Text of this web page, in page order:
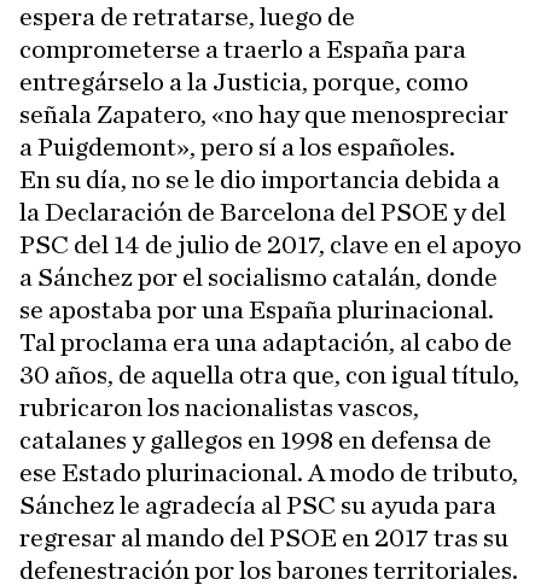
espera de retratarse, luego de
comprometerse a traerlo a España para
entregárselo a la Justicia, porque, como
señala Zapatero, «no hay que menospreciar
a Puigdemont», pero sí a los españoles.
En su día, no se le dio importancia debida a
la Declaración de Barcelona del PSOE y del
PSC del 14 de julio de 2017, clave en el apoyo
a Sánchez por el socialismo catalán, donde
se apostaba por una España plurinacional.
Tal proclama era una adaptación, al cabo de
30 años, de aquella otra que, con igual título,
rubricaron los nacionalistas vascos,
catalanes y gallegos en 1998 en defensa de
ese Estado plurinacional. A modo de tributo,
Sánchez le agradecía al PSC su ayuda para
regresar al mando del PSOE en 2017 tras su
defenestración por los barones territoriales.